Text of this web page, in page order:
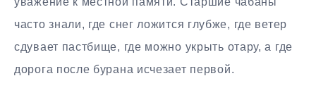
часто знали, где снег ложится глубже, где ветер
сдувает пастбище, где можно укрыть отару, а где
дорога после бурана исчезает первой.